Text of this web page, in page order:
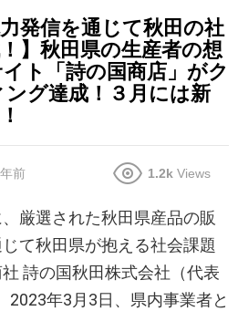
力発信を通じて秋田の社
】秋田県の生産者の想
ト「詩の国商店」がク
グ達成！３月には新
前 1.2k Views
厳選された秋田県産品の販
て秋田県が抱える社会課題
詩の国秋田株式会社（代表
2023年3月3日、県内事業者と